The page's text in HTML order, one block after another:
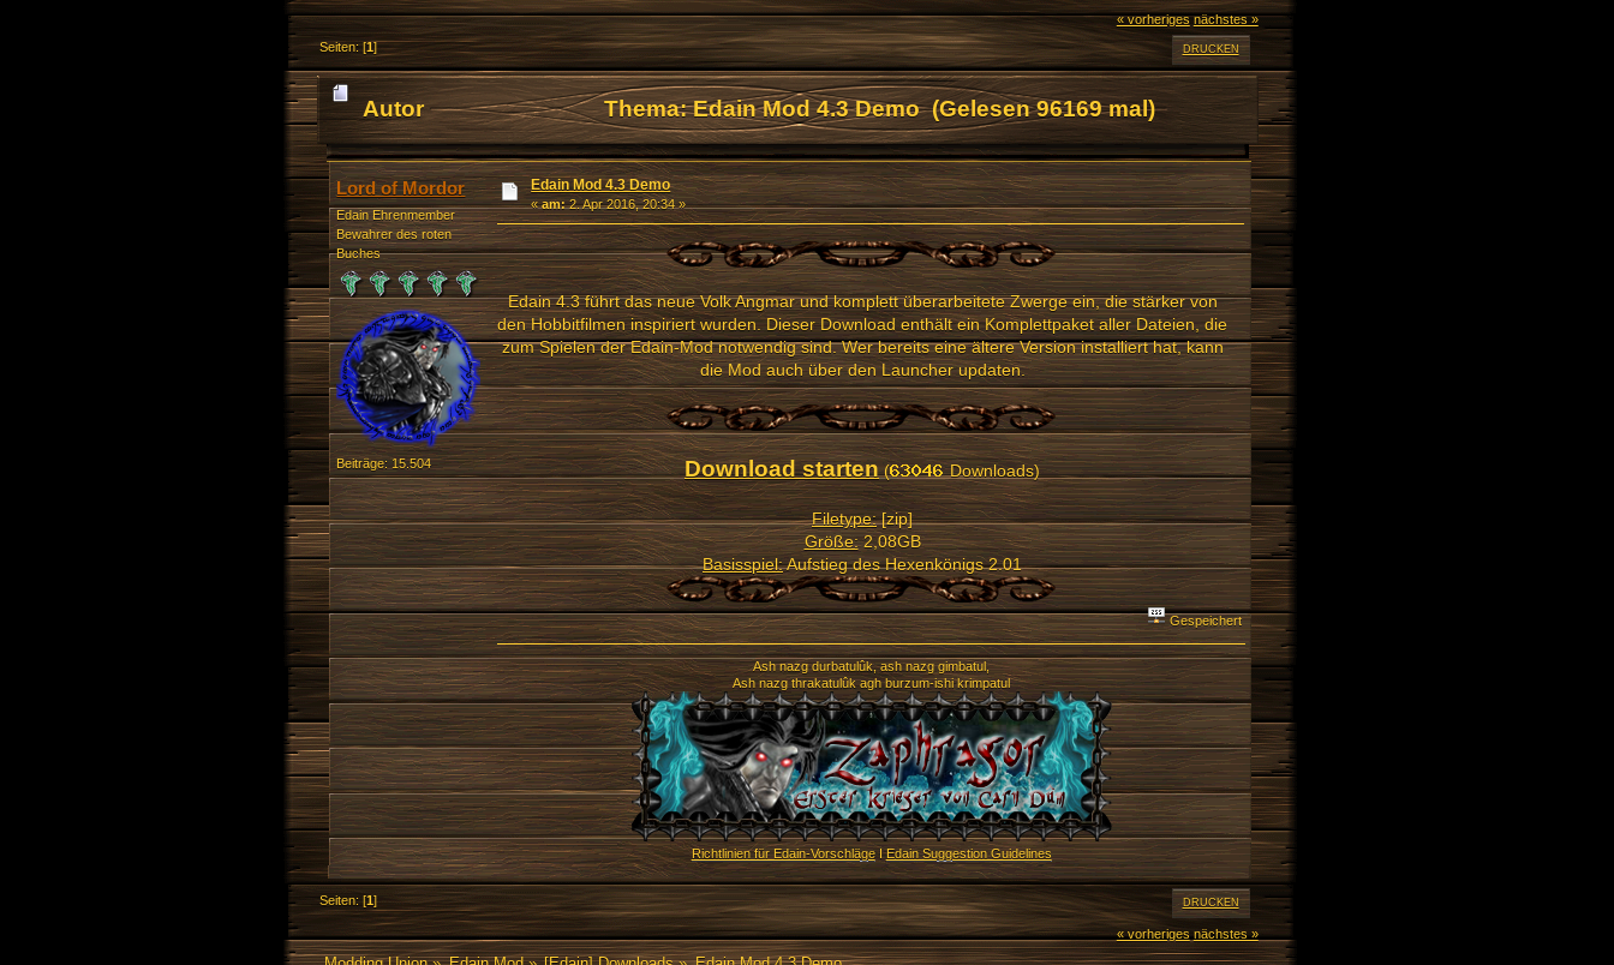
« vorheriges nächstes »
DRUCKEN
Seiten: [1]
Autor Thema: Edain Mod 4.3 Demo (Gelesen 96169 mal)
Lord of Mordor
Edain Ehrenmember
Bewahrer des roten
Buches
Beiträge: 15.504
Edain Mod 4.3 Demo
«am:2. Apr 2016, 20:34 »
Edain 4.3 führt das neue Volk Angmar und komplett überarbeitete Zwerge ein, die stärker von
den Hobbitfilmen inspiriert wurden. Dieser Download enthält ein Komplettpaket aller Dateien, die
zum Spielen der Edain-Mod notwendig sind. Wer bereits eine ältere Version installiert hat, kann
die Mod auch über den Launcher updaten.
Download starten( Downloads)
Filetype:[zip]
Größe:2,08GB
Basisspiel:Aufstieg des Hexenkönigs 2.01
Gespeichert
Ash nazg durbatulûk, ash nazg gimbatul,
Ash nazg thrakatulûk agh burzum-ishi krimpatul
Richtlinien für Edain-VorschlägeIEdain Suggestion Guidelines
DRUCKEN
Seiten: [1]
« vorheriges nächstes »